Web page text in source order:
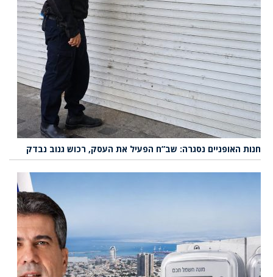
חנות האופניים נסגרה: שב”ח הפעיל את העסק, רכוש גנוב נבדק